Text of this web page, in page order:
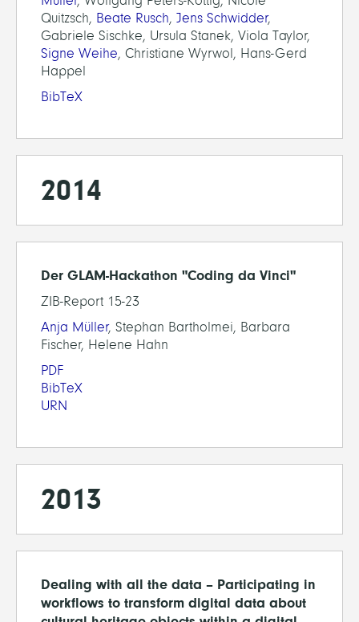
Quitzsch, Beate Rusch, Jens Schwidder,
Gabriele Sischke, Ursula Stanek, Viola Taylor,
Signe Weihe, Christiane Wyrwol, Hans-Gerd
Happel
BibTeX
2014
Der GLAM-Hackathon "Coding da Vinci"
ZIB-Report 15-23
Anja Müller, Stephan Bartholmei, Barbara
Fischer, Helene Hahn
PDF
BibTeX
URN
2013
Dealing with all the data – Participating in
workflows to transform digital data about